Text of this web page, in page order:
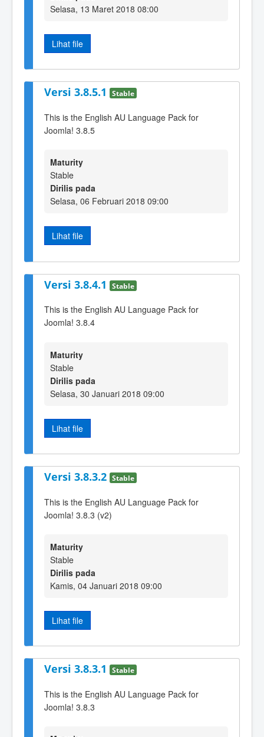
Selasa, 13 Maret 2018 08:00
Lihat file
Versi 3.8.5.1 Stable
This is the English AU Language Pack for
Joomla! 3.8.5
Maturity
Stable
Dirilis pada
Selasa, 06 Februari 2018 09:00
Lihat file
Versi 3.8.4.1 Stable
This is the English AU Language Pack for
Joomla! 3.8.4
Maturity
Stable
Dirilis pada
Selasa, 30 Januari 2018 09:00
Lihat file
Versi 3.8.3.2 Stable
This is the English AU Language Pack for
Joomla! 3.8.3 (v2)
Maturity
Stable
Dirilis pada
Kamis, 04 Januari 2018 09:00
Lihat file
Versi 3.8.3.1 Stable
This is the English AU Language Pack for
Joomla! 3.8.3